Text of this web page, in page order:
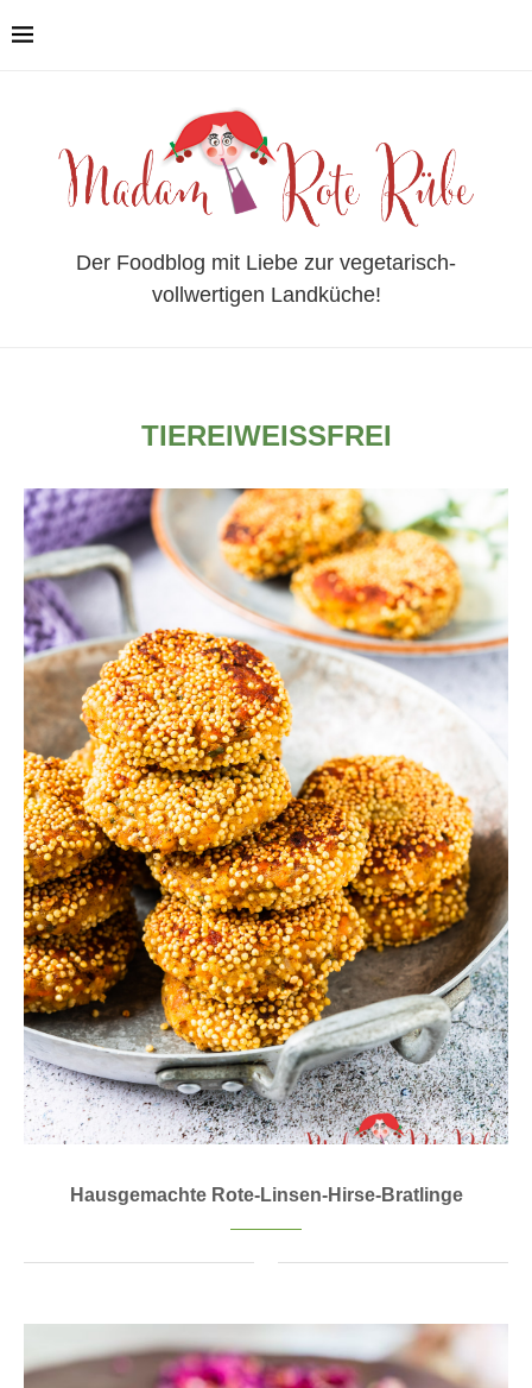
Der Foodblog mit Liebe zur vegetarisch-
vollwertigen Landküche!
TIEREIWEISSFREI
Hausgemachte Rote-Linsen-Hirse-Bratlinge